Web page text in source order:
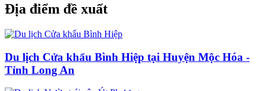
Địa điểm đề xuất
Du lịch Cửa khẩu Bình Hiệp tại Huyện Mộc Hóa -
Tỉnh Long An